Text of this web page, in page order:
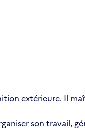
extérieure. Il
son travail,